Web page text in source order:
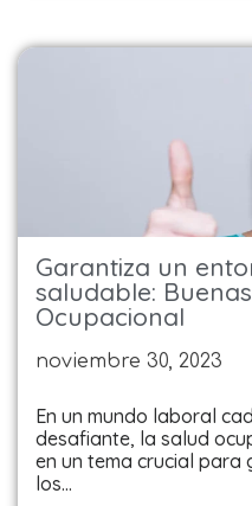
Garantiza un
saludable:
Ocupacional
noviembre 30, 2023
En un mundo laboral
desafiante, la salud
en un tema crucial
los…